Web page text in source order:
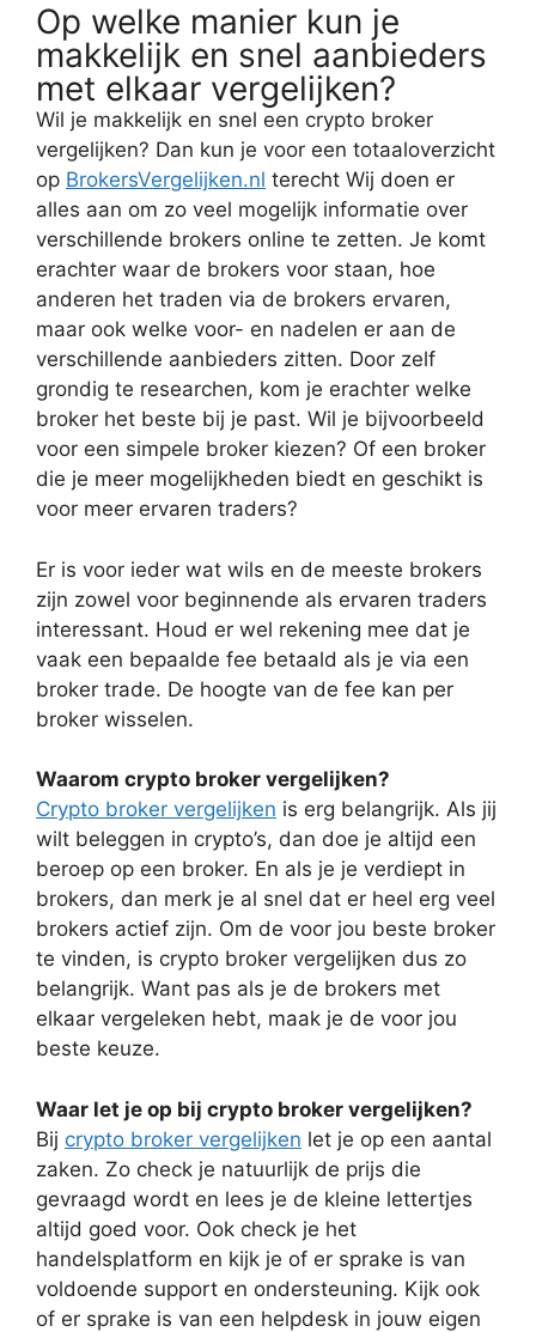
Op welke manier kun je
makkelijk en snel aanbieders
met elkaar vergelijken?
Wil je makkelijk en snel een crypto broker
vergelijken? Dan kun je voor een totaaloverzicht
op BrokersVergelijken.nl terecht Wij doen er
alles aan om zo veel mogelijk informatie over
verschillende brokers online te zetten. Je komt
erachter waar de brokers voor staan, hoe
anderen het traden via de brokers ervaren,
maar ook welke voor- en nadelen er aan de
verschillende aanbieders zitten. Door zelf
grondig te researchen, kom je erachter welke
broker het beste bij je past. Wil je bijvoorbeeld
voor een simpele broker kiezen? Of een broker
die je meer mogelijkheden biedt en geschikt is
voor meer ervaren traders?
Er is voor ieder wat wils en de meeste brokers
zijn zowel voor beginnende als ervaren traders
interessant. Houd er wel rekening mee dat je
vaak een bepaalde fee betaald als je via een
broker trade. De hoogte van de fee kan per
broker wisselen.
Waarom crypto broker vergelijken?
Crypto broker vergelijken is erg belangrijk. Als jij
wilt beleggen in crypto’s, dan doe je altijd een
beroep op een broker. En als je je verdiept in
brokers, dan merk je al snel dat er heel erg veel
brokers actief zijn. Om de voor jou beste broker
te vinden, is crypto broker vergelijken dus zo
belangrijk. Want pas als je de brokers met
elkaar vergeleken hebt, maak je de voor jou
beste keuze.
Waar let je op bij crypto broker vergelijken?
Bij crypto broker vergelijken let je op een aantal
zaken. Zo check je natuurlijk de prijs die
gevraagd wordt en lees je de kleine lettertjes
altijd goed voor. Ook check je het
handelsplatform en kijk je of er sprake is van
voldoende support en ondersteuning. Kijk ook
of er sprake is van een helpdesk in jouw eigen